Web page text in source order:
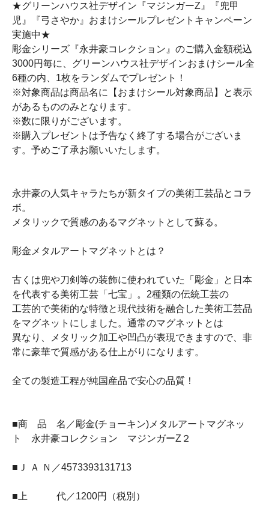
★グリーンハウス社デザイン『マジンガーZ』『兜甲
児』『弓さやか』おまけシールプレゼントキャンペーン
実施中★
彫金シリーズ『永井豪コレクション』のご購入金額税込
3000円毎に、グリーンハウス社デザインおまけシール全
6種の内、1枚をランダムでプレゼント！
※対象商品は商品名に【おまけシール対象商品】と表示
があるもののみとなります。
※数に限りがございます。
※購入プレゼントは予告なく終了する場合がございま
す。予めご了承お願いいたします。
永井豪の人気キャラたちが新タイプの美術工芸品とコラ
ボ。
メタリックで質感のあるマグネットとして蘇る。
彫金メタルアートマグネットとは？
古くは兜や刀剣等の装飾に使われていた「彫金」と日本
を代表する美術工芸「七宝」。2種類の伝統工芸の
工芸的で美術的な特徴と現代技術を融合した美術工芸品
をマグネットにしました。通常のマグネットとは
異なり、メタリック加工や凹凸が表現できますので、非
常に豪華で質感がある仕上がりになります。
全ての製造工程が純国産品で安心の品質！
■商 品 名／彫金(チョーキン)メタルアートマグネッ
ト 永井豪コレクション マジンガーZ２
■Ｊ Ａ Ｎ／4573393131713
■上 代／1200円（税別）